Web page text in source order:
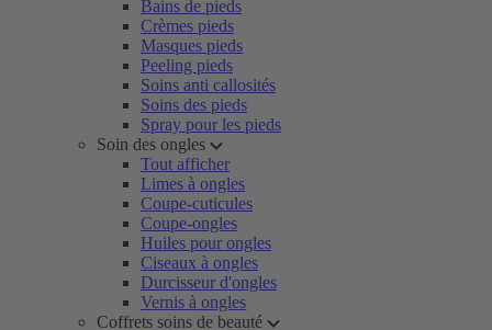
Bains de pieds
Crèmes pieds
Masques pieds
Peeling pieds
Soins anti callosités
Soins des pieds
Spray pour les pieds
Soin des ongles
Tout afficher
Limes à ongles
Coupe-cuticules
Coupe-ongles
Huiles pour ongles
Ciseaux à ongles
Durcisseur d'ongles
Vernis à ongles
Coffrets soins de beauté